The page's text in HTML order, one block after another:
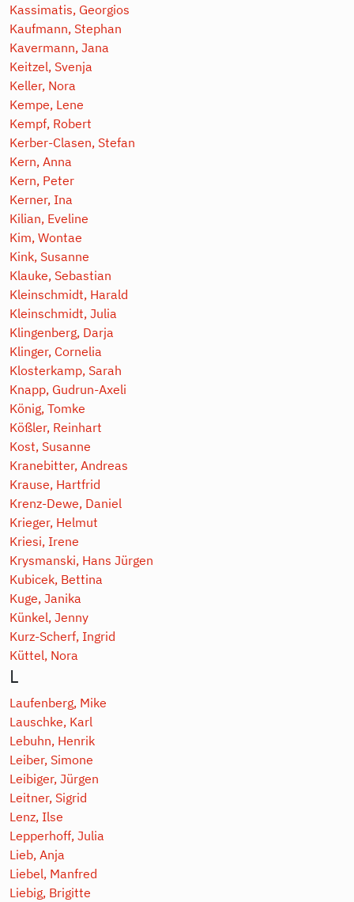
Kassimatis, Georgios
Kaufmann, Stephan
Kavermann, Jana
Keitzel, Svenja
Keller, Nora
Kempe, Lene
Kempf, Robert
Kerber-Clasen, Stefan
Kern, Anna
Kern, Peter
Kerner, Ina
Kilian, Eveline
Kim, Wontae
Kink, Susanne
Klauke, Sebastian
Kleinschmidt, Harald
Kleinschmidt, Julia
Klingenberg, Darja
Klinger, Cornelia
Klosterkamp, Sarah
Knapp, Gudrun-Axeli
König, Tomke
Kößler, Reinhart
Kost, Susanne
Kranebitter, Andreas
Krause, Hartfrid
Krenz-Dewe, Daniel
Krieger, Helmut
Kriesi, Irene
Krysmanski, Hans Jürgen
Kubicek, Bettina
Kuge, Janika
Künkel, Jenny
Kurz-Scherf, Ingrid
Küttel, Nora
L
Laufenberg, Mike
Lauschke, Karl
Lebuhn, Henrik
Leiber, Simone
Leibiger, Jürgen
Leitner, Sigrid
Lenz, Ilse
Lepperhoff, Julia
Lieb, Anja
Liebel, Manfred
Liebig, Brigitte